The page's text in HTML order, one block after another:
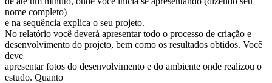
nome completo)
e na sequência explica o seu projeto.
No relatório você deverá apresentar todo o processo de criação e
desenvolvimento do projeto, bem como os resultados obtidos. Você
deve
apresentar fotos do desenvolvimento e do ambiente onde realizou o
estudo. Quanto